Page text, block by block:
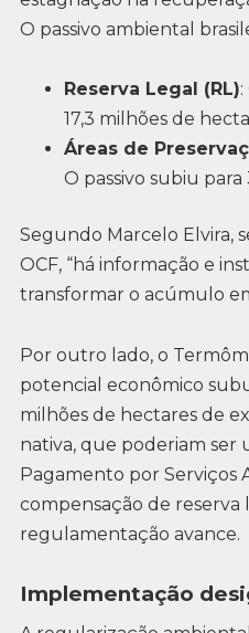
O passivo ambiental
Reserva Legal (RL)
17,3 milhões de
Áreas de
O passivo subiu para
Segundo Marcelo Elvira,
OCF, “há informação e
transformar o acúmulo
Por outro lado, o
potencial econômico
milhões de hectares de
nativa, que poderiam ser
Pagamento por Serviços
compensação de reserva
regulamentação avance.
Implementação